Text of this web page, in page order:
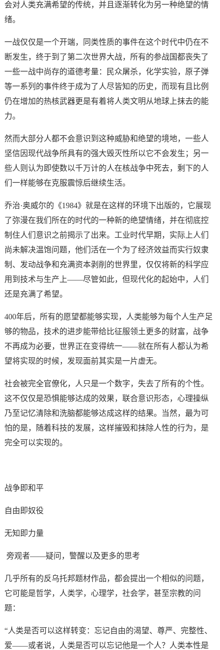
会对人类充满希望的传统，并且逐渐转化为另一种绝望的情
绪。
一战仅仅是一个开端，同类性质的事件在这个时代中仍在不
断发生，终于到了第二次世界大战，所有的参战国都丧失了
一些一战中尚存的道德考量：民众屠杀，化学实验，原子弹
等一系列的事件终于成为了人尽皆知的历史，而现有且比例
仍在增加的热核武器更是有着将人类文明从地球上抹去的能
力。
然而大部分人都不会意识到这种威胁和绝望的境地，一些人
坚信因现代战争所具有的强大毁灭性所以它不会发生；另一
些人则认为即使数以千万计的人在核战争中死去，剩下的人
们一样能够在克服震惊后继续生活。
乔治·奥威尔的《1984》就是在这样的环境下出版的，它展现
了弥漫在我们所在的时代的一种新的绝望情绪，并在彻底控
制住人们意识之前揭示了出来。工业时代早期，实际上人们
尚未解决温饱问题，他们活在一个为了经济效益而实行奴隶
制、发动战争和充满资本剥削的世界里，仅仅将新的科学应
用到技术与生产上——尽管如此，但现代化的起始中，人们
还是充满了希望。
400年后，所有的愿望都能够实现，人类能够为每个人生产足
够的物品，技术的进步能带给比征服领土更多的财富，战争
不再成为必要，世界正在变得统一——就在所有人都认为希
望将实现的时候，发现面前其实是一片虚无。
社会被完全官僚化，人只是一个数字，失去了所有的个性。
这不仅仅是恐惧能够达成的效果，联合意识形态，心理操纵
乃至记忆清除和洗脑都能够达成这样的结果。当然，最为可
怕的是，随着科技的发展，这样摧毁和抹除人性的行为，是
完全可以实现的。
战争即和平
自由即奴役
无知即力量
旁观者——疑问，警醒以及更多的思考
几乎所有的反乌托邦题材作品，都会提出一个相似的问题，
它可能是哲学，人类学，心理学，社会学，甚至宗教的问
题：
“人类是否可以这样转变：忘记自由的渴望、尊严、完整性、
爱——或者说，人类是否可以忘记他是一个人？人类本性是